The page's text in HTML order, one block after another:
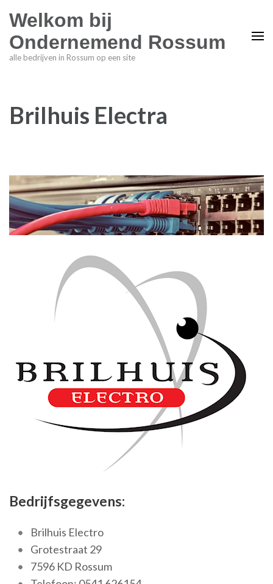
Welkom bij
Ondernemend Rossum
alle bedrijven in Rossum op een site
Brilhuis Electra
Bedrijfsgegevens:
Brilhuis Electro
Grotestraat 29
7596 KD Rossum